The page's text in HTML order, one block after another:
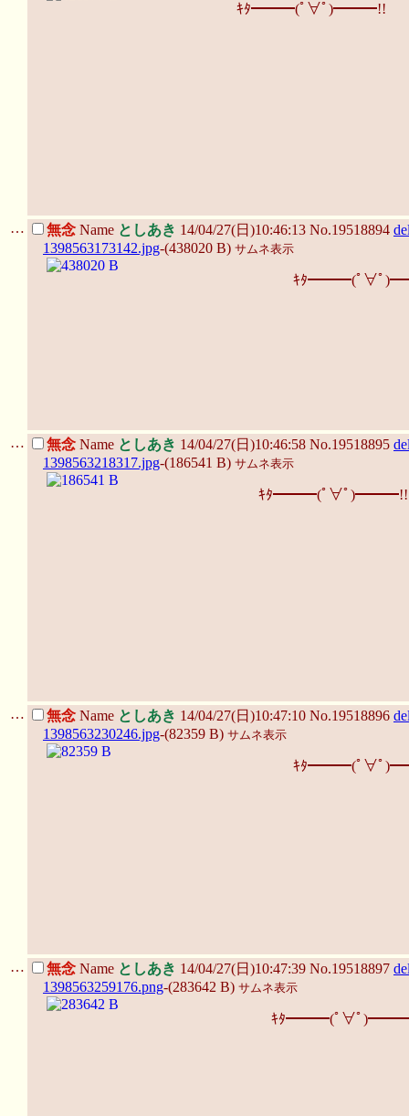
ｷﾀ━━━(ﾟ∀ﾟ)━━━!!
… 無念 Name としあき 14/04/27(日)10:46:13 No.19518894
1398563173142.jpg-(438020 B) サムネ表示
ｷﾀ━━━(ﾟ∀ﾟ
… 無念 Name としあき 14/04/27(日)10:46:58 No.19518895
1398563218317.jpg-(186541 B) サムネ表示
ｷﾀ━━━(ﾟ∀ﾟ)━━━!!
… 無念 Name としあき 14/04/27(日)10:47:10 No.19518896
1398563230246.jpg-(82359 B) サムネ表示
ｷﾀ━━━(ﾟ∀ﾟ
… 無念 Name としあき 14/04/27(日)10:47:39 No.19518897
1398563259176.png-(283642 B) サムネ表示
ｷﾀ━━━(ﾟ∀ﾟ